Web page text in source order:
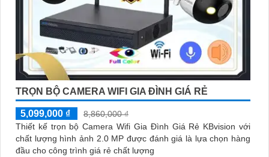
TRỌN BỘ CAMERA WIFI GIA ĐÌNH GIÁ RẺ
5,099,000 ₫
8,860,000 ₫
Thiết kế trọn bộ Camera Wifi Gia Đình Giá Rẻ KBvision với
chất lượng hình ảnh 2.0 MP được đánh giá là lựa chọn hàng
đầu cho công trình giá rẻ chất lượng